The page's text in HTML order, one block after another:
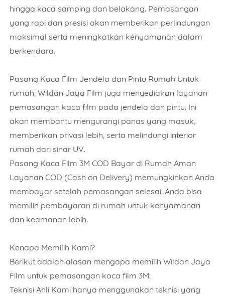
hingga kaca samping dan belakang. Pemasangan
yang rapi dan presisi akan memberikan perlindungan
maksimal serta meningkatkan kenyamanan dalam
berkendara.
Pasang Kaca Film Jendela dan Pintu Rumah Untuk
rumah, Wildan Jaya Film juga menyediakan layanan
pemasangan kaca film pada jendela dan pintu. Ini
akan membantu mengurangi panas yang masuk,
memberikan privasi lebih, serta melindungi interior
rumah dari sinar UV.
Pasang Kaca Film 3M COD Bayar di Rumah Aman
Layanan COD (Cash on Delivery) memungkinkan Anda
membayar setelah pemasangan selesai. Anda bisa
memilih pembayaran di rumah untuk kenyamanan
dan keamanan lebih.
Kenapa Memilih Kami?
Berikut adalah alasan mengapa memilih Wildan Jaya
Film untuk pemasangan kaca film 3M:
Teknisi Ahli Kami hanya menggunakan teknisi yang
Nomor Telepon
Pilihan Kaca Film
Jumlah Unit/ Meter
Alamat Lengkap